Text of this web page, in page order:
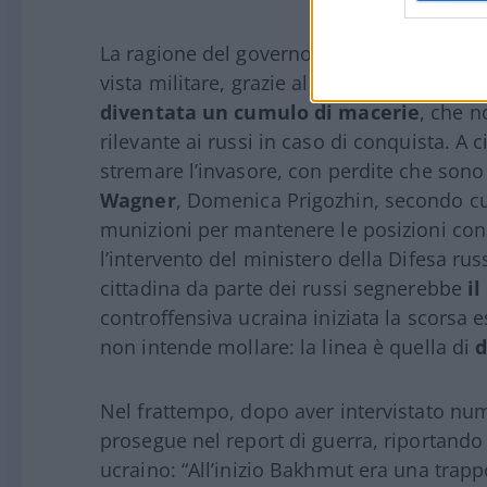
La ragione del governo ucraino sarebbe
vista militare, grazie alla continua
diventata un cumulo di macerie, che
rilevante ai russi in caso di conquista. A
stremare l’invasore, con perdite che
Wagner, Domenica Prigozhin, secondo
munizioni per mantenere le posizioni
l’intervento del ministero della Difesa
cittadina da parte dei russi segnerebbe il
controffensiva ucraina iniziata la scorsa
non intende mollare: la linea è quella di
Nel frattempo, dopo aver intervistato
prosegue nel report di guerra,
ucraino: “All’inizio Bakhmut era una